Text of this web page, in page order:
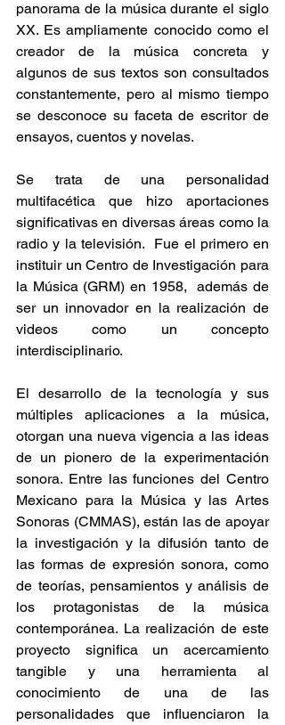
panorama de la música durante el siglo
XX. Es ampliamente conocido como el
creador de la música concreta y
algunos de sus textos son consultados
constantemente, pero al mismo tiempo
se desconoce su faceta de escritor de
ensayos, cuentos y novelas.
Se trata de una personalidad
multifacética que hizo aportaciones
significativas en diversas áreas como la
radio y la televisión.  Fue el primero en
instituir un Centro de Investigación para
la Música (GRM) en 1958,  además de
ser un innovador en la realización de
videos como un concepto
interdisciplinario.
El desarrollo de la tecnología y sus
múltiples aplicaciones a la música,
otorgan una nueva vigencia a las ideas
de un pionero de la experimentación
sonora. Entre las funciones del Centro
Mexicano para la Música y las Artes
Sonoras (CMMAS), están las de apoyar
la investigación y la difusión tanto de
las formas de expresión sonora, como
de teorías, pensamientos y análisis de
los protagonistas de la música
contemporánea. La realización de este
proyecto significa un acercamiento
tangible y una herramienta al
conocimiento de una de las
personalidades que influenciaron la